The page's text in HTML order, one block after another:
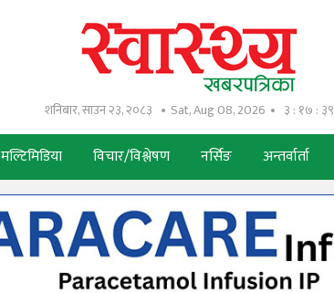
शनिबार, साउन २३, २०८३ Sat, Aug 08, 2026 ३ : १७ : ४०
मल्टिमिडिया विचार/विश्लेषण नर्सिङ अन्तर्वार्ता